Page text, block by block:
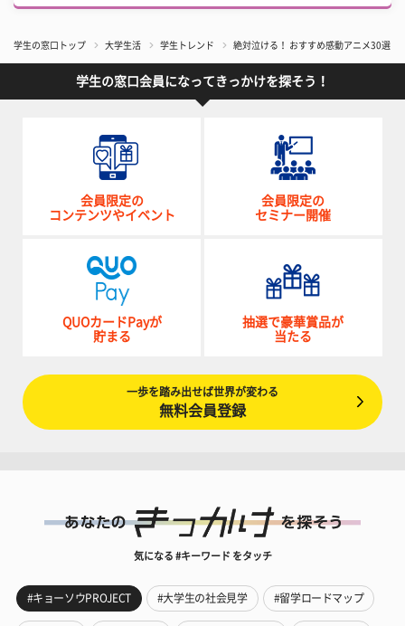
学生の窓口トップ 大学生活 学生トレンド 絶対泣ける！ おすすめ感動アニメ30選 名
学生の窓口会員になってきっかけを探そう！
会員限定の
コンテンツやイベント
会員限定の
セミナー開催
QUOカードPayが
貯まる
抽選で豪華賞品が
当たる
一歩を踏み出せば世界が変わる
無料会員登録
気になる #キーワード をタッチ
#キョーソウPROJECT #大学生の社会見学 #留学ロードマップ